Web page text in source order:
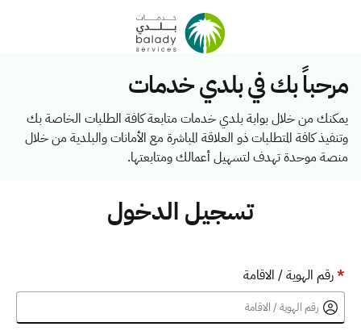
مرحباً بك في بلدي خدمات
يمكنك من خلال بوابة بلدي خدمات متابعة كافة الطلبات الخاصة بك
وتنفيذ كافة المتطلبات ذو العلاقة المباشرة مع الأمانات والبلدية من خلال
منصة موحدة تهدف لتسهيل أعمالك ومتابعتها.
تسجيل الدخول
*رقم الهوية / الاقامة